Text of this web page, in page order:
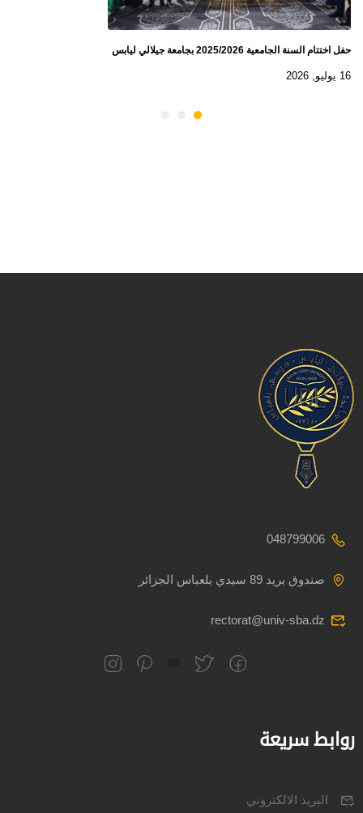
حفل اختتام السنة الجامعية 2025/2026 بجامعة جيلالي ليابس
16 يوليو, 2026
048799006
صندوق بريد 89 سيدي بلعباس الجزائر
rectorat@univ-sba.dz
روابط سريعة
البريد الالكتروني